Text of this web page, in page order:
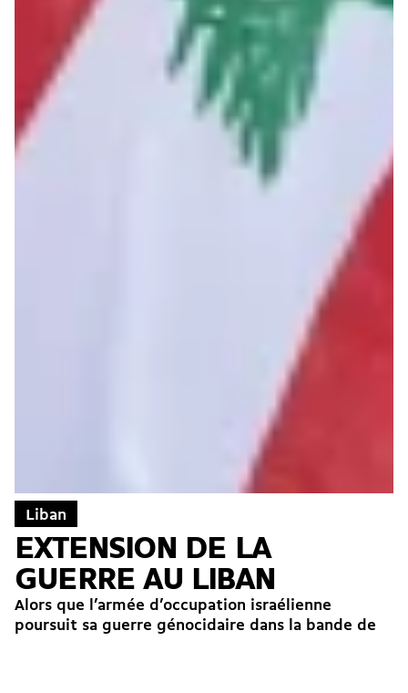
Liban
EXTENSION DE LA
GUERRE AU LIBAN
Alors que l’armée d’occupation israélienne
poursuit sa guerre génocidaire dans la bande de